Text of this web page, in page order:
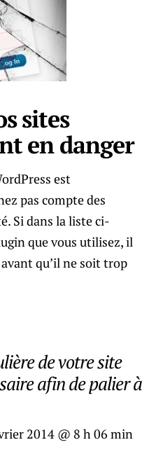
sites
en danger
est
pas compte des
Si dans la liste ci-
que vous utilisez, il
qu’il ne soit trop
de votre site
afin de palier à
2014 @ 8 h 06 min